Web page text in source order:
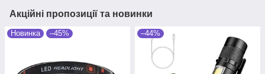
Акційні пропозиції та новинки
Новинка –45% –44%